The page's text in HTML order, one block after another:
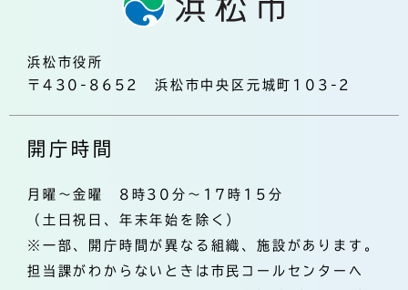
浜松市役所
〒430-8652 浜松市中央区元城町103-2
開庁時間
月曜～金曜 8時30分～17時15分
（土日祝日、年末年始を除く）
※一部、開庁時間が異なる組織、施設があります。
担当課がわからないときは市民コールセンターへ